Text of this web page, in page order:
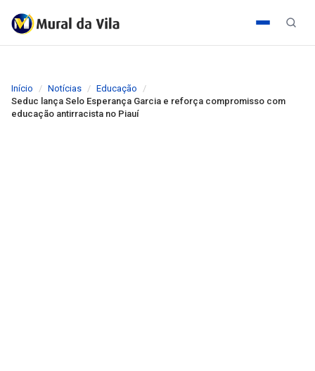
Início Notícias
Educação
Seduc lança Selo Esperança Garcia e reforça compromisso com
educação antirracista no Piauí